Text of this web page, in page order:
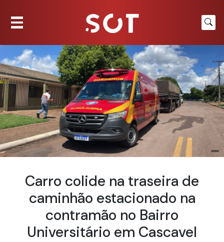
Carro colide na traseira de
caminhão estacionado na
contramão no Bairro
Universitário em Cascavel